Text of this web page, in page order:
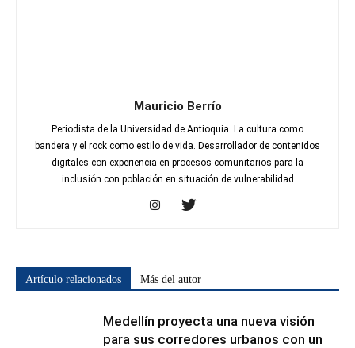
Mauricio Berrío
Periodista de la Universidad de Antioquia. La cultura como
bandera y el rock como estilo de vida. Desarrollador de contenidos
digitales con experiencia en procesos comunitarios para la
inclusión con población en situación de vulnerabilidad
Artículo relacionados Más del autor
Medellín proyecta una nueva visión
para sus corredores urbanos con un